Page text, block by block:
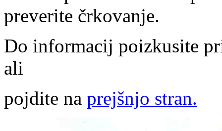
preverite črkovanje.
Do informacij poizkusite
ali
pojdite na prejšnjo stran.